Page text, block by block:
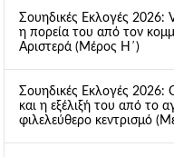
Σουηδικές Εκλογές 2026:
η πορεία του από τον
Αριστερά (Μέρος Η΄)
Σουηδικές Εκλογές 2026:
και η εξέλιξή του από το
φιλελεύθερο κεντρισμό